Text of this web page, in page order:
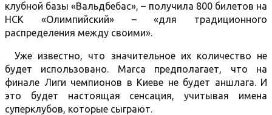
клубной базы «Вальдбебас», – получила 800 билетов на
НСК «Олимпийский» – «для традиционного
распределения между своими».
Уже известно, что значительное их количество не
будет использовано. Marca предполагает, что на
финале Лиги чемпионов в Киеве не будет аншлага. И
это будет настоящая сенсация, учитывая имена
суперклубов, которые сыграют.